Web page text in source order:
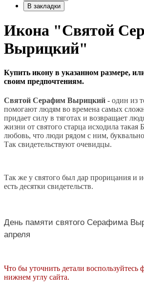
В закладки
Икона "Святой
Вырицкий"
Купить икону в указанном размере, или
своим предпочтениям.
Святой Серафим Вырицкий - один из
помогают людям во времена самых
придает силу в тяготах и возвращает
жизни от святого старца исходила такая
любовь, что люди рядом с ним,
Так свидетельствуют очевидцы.
Так же у святого был дар прорицания и
есть десятки свидетельств.
День памяти святого Серафима
апреля
Что бы уточнить детали воспользуйтесь
нижнем углу сайта.